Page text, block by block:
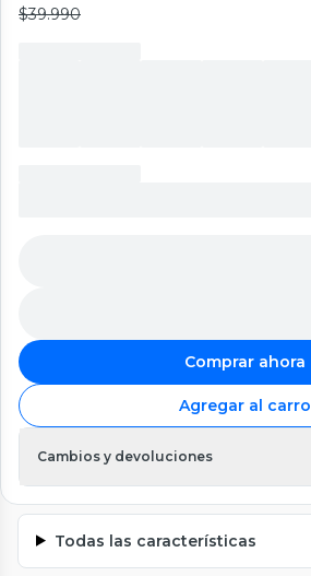
$39.990
Comprar ahora
Agregar al carro
Cambios y devoluciones
Todas las características